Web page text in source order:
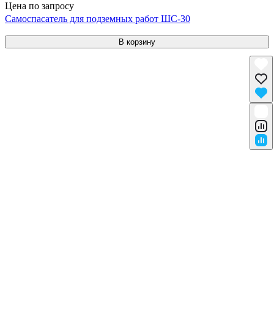
Цена по запросу
Самоспасатель для подземных работ ШС-30
В корзину